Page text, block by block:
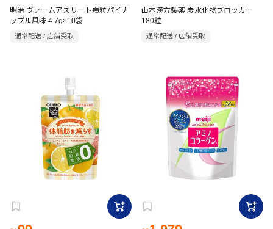
明治 ヴァームアスリート顆粒パイナ
ップル風味 4.7g×10袋
通常配送 / 店舗受取
山本漢方製薬 炭水化物ブロッカー
180粒
通常配送 / 店舗受取